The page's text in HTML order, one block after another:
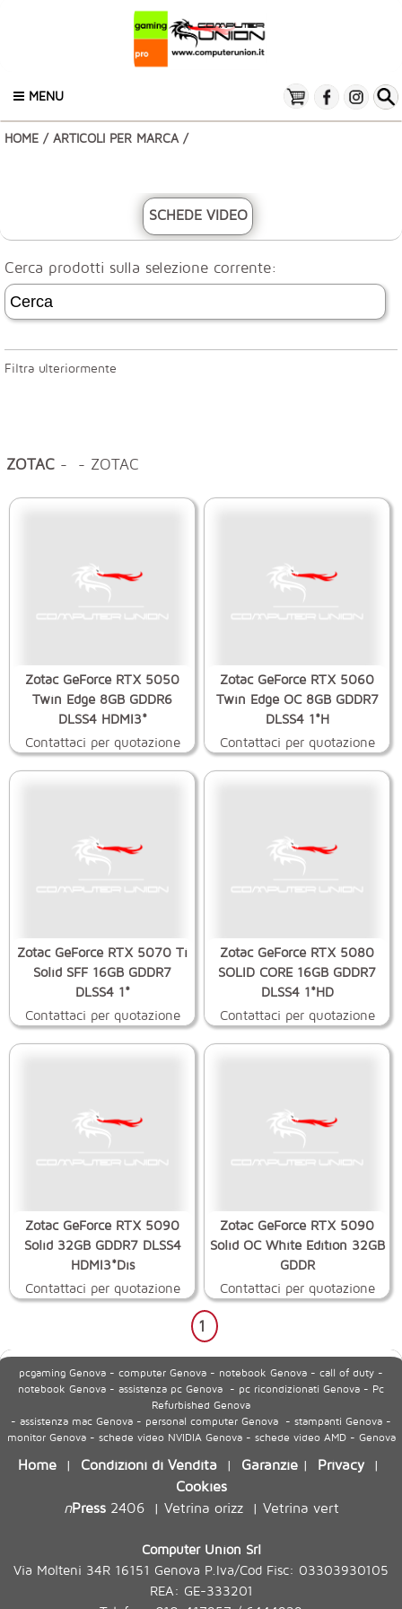
MENU
HOME / ARTICOLI PER MARCA /
SCHEDE VIDEO
Cerca prodotti sulla selezione corrente:
Filtra ulteriormente
ZOTAC - - ZOTAC
Zotac GeForce RTX 5050
Twin Edge 8GB GDDR6
DLSS4 HDMI3*
Contattaci per quotazione
Zotac GeForce RTX 5060
Twin Edge OC 8GB GDDR7
DLSS4 1*H
Contattaci per quotazione
Zotac GeForce RTX 5070 Ti
Solid SFF 16GB GDDR7
DLSS4 1*
Contattaci per quotazione
Zotac GeForce RTX 5080
SOLID CORE 16GB GDDR7
DLSS4 1*HD
Contattaci per quotazione
Zotac GeForce RTX 5090
Solid 32GB GDDR7 DLSS4
HDMI3*Dis
Contattaci per quotazione
Zotac GeForce RTX 5090
Solid OC White Edition 32GB
GDDR
Contattaci per quotazione
1
pcgaming Genova - computer Genova - notebook Genova - call of duty -
notebook Genova - assistenza pc Genova - pc ricondizionati Genova - Pc
Refurbished Genova
- assistenza mac Genova - personal computer Genova - stampanti Genova -
monitor Genova - schede video NVIDIA Genova - schede video AMD - Genova
Home | Condizioni di Vendita | Garanzie | Privacy|
Cookies
nPress2406| Vetrina orizz| Vetrina vert
Computer Union Srl
Via Molteni 34R 16151 Genova P.Iva/Cod Fisc: 03303930105
REA: GE-333201